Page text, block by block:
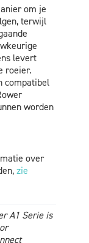
om je
terwijl
levert
roeier.
compatibel
worden
over
zie
A1 Serie is